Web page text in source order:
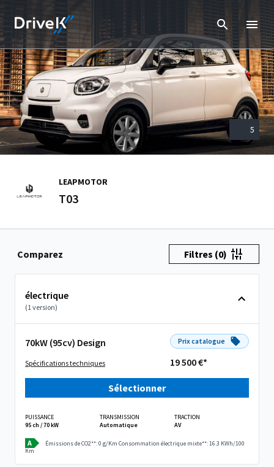
5
LEAPMOTOR
T03
Comparez Filtres (0)
électrique
(1 version)
70kW (95cv) Design
Spécifications techniques
Prix catalogue
19 500 €*
Sélectionner
PUISSANCE
95 ch / 70 kW
TRANSMISSION
Automatique
TRACTION
AV
A Émissions de CO2**: 0 g/Km Consommation électrique mixte**: 16.3 KWh/100
Km